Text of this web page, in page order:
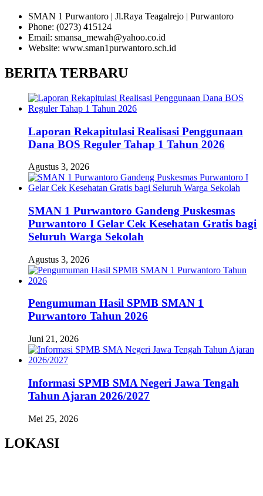
SMAN 1 Purwantoro | Jl.Raya Teagalrejo | Purwantoro
Phone: (0273) 415124
Email: smansa_mewah@yahoo.co.id
Website: www.sman1purwantoro.sch.id
BERITA TERBARU
Laporan Rekapitulasi Realisasi Penggunaan
Dana BOS Reguler Tahap 1 Tahun 2026
Agustus 3, 2026
SMAN 1 Purwantoro Gandeng Puskesmas
Purwantoro I Gelar Cek Kesehatan Gratis bagi
Seluruh Warga Sekolah
Agustus 3, 2026
Pengumuman Hasil SPMB SMAN 1
Purwantoro Tahun 2026
Juni 21, 2026
Informasi SPMB SMA Negeri Jawa Tengah
Tahun Ajaran 2026/2027
Mei 25, 2026
LOKASI